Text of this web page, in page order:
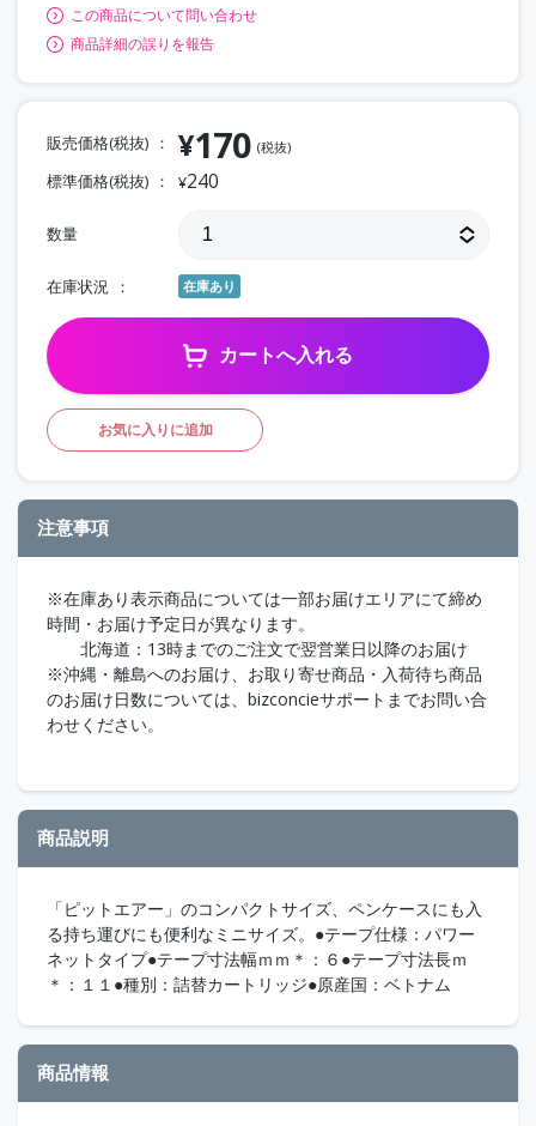
この商品について問い合わせ
商品詳細の誤りを報告
販売価格(税抜) ¥170 (税抜)
標準価格(税抜) ¥240
数量
在庫状況 在庫あり
カートへ入れる
お気に入りに追加
注意事項
※在庫あり表示商品については一部お届けエリアにて締め
時間・お届け予定日が異なります。
北海道：13時までのご注文で翌営業日以降のお届け
※沖縄・離島へのお届け、お取り寄せ商品・入荷待ち商品
のお届け日数については、bizconcieサポートまでお問い合
わせください。
商品説明
「ピットエアー」のコンパクトサイズ、ペンケースにも入
る持ち運びにも便利なミニサイズ。●テープ仕様：パワー
ネットタイプ●テープ寸法幅ｍｍ＊：６●テープ寸法長ｍ
＊：１１●種別：詰替カートリッジ●原産国：ベトナム
商品情報